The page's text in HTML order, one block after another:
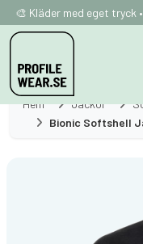
🎨 Kläder med eget tryck
Hem Jackor
Bionic Softshell